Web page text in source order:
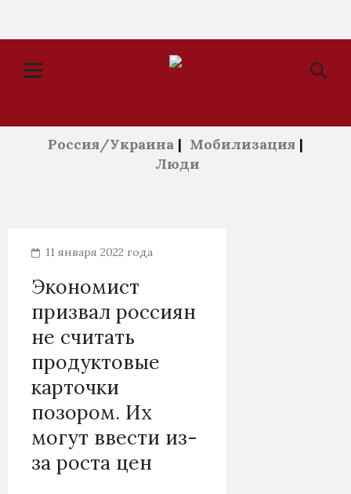
Россия/Украина | Мобилизация |
Люди
11 января 2022 года
Экономист
призвал россиян
не считать
продуктовые
карточки
позором. Их
могут ввести из-
за роста цен